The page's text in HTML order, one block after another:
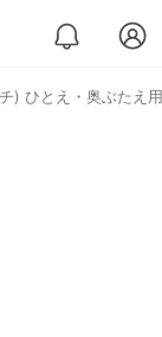
) ひとえ・奥ぶたえ